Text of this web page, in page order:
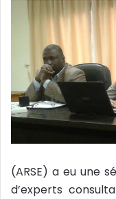
e
l
(ARSE) a eu une
d’experts